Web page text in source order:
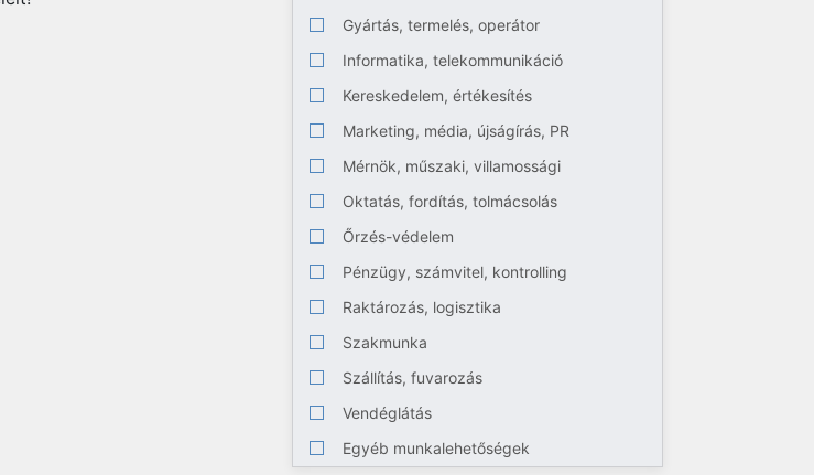
Gyártás, termelés, operátor
Informatika, telekommunikáció
Kereskedelem, értékesítés
Marketing, média, újságírás, PR
Mérnök, műszaki, villamossági
Oktatás, fordítás, tolmácsolás
Őrzés-védelem
Pénzügy, számvitel, kontrolling
Raktározás, logisztika
Szakmunka
Szállítás, fuvarozás
Vendéglátás
Egyéb munkalehetőségek